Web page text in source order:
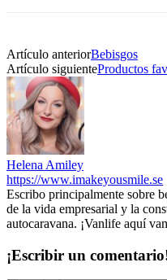
Artículo anteriorBebisgos
Artículo siguienteProductos
Helena Amiley
https://www.imakeyousmile.se
Escribo principalmente sobre
de la vida empresarial y la
autocaravana. ¡Vanlife aquí
¡Escribir un